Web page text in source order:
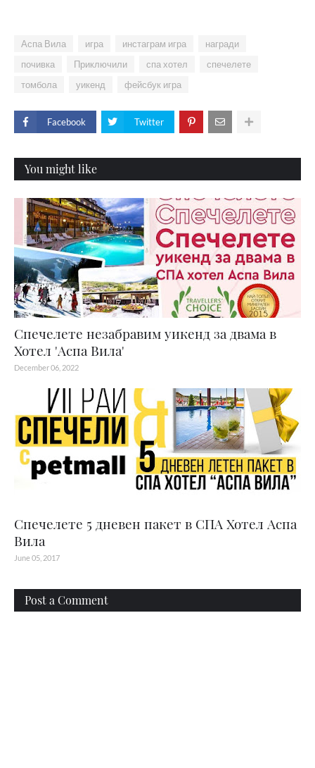
Аспа Вила игра инстаграм игра
награди
почивка
Приключили спа хотел
спечелете
томбола
уикенд фейсбук игра
Facebook Twitter
You might like
Спечелете незабравим уикенд за двама в
Хотел 'Аспа Вила'
December 06, 2022
Спечелете 5 дневен пакет в СПА Хотел Аспа
Вила
June 05, 2017
Post a Comment